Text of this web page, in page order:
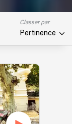
Classer par
Pertinence